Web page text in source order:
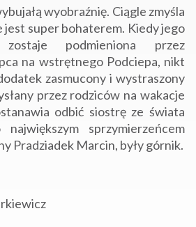
wyobraźnię. Ciągle zmyśla
jest super bohaterem. Kiedy jego
podmieniona przez
na wstrętnego Podciepa, nikt
zasmucony i wystraszony
przez rodziców na wakacje
odbić siostrę ze świata
sprzymierzeńcem
Pradziadek Marcin, były górnik.